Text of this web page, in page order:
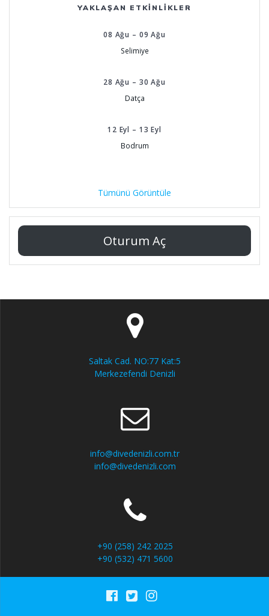
YAKLAŞAN ETKINLIKLER
08 Ağu – 09 Ağu
Selimiye
28 Ağu – 30 Ağu
Datça
12 Eyl – 13 Eyl
Bodrum
Tümünü Görüntüle
Oturum Aç
Saltak Cad. NO:77 Kat:5
Merkezefendi Denizli
info@divedenizli.com.tr
info@divedenizli.com
+90 (258) 242 2025
+90 (532) 471 5600